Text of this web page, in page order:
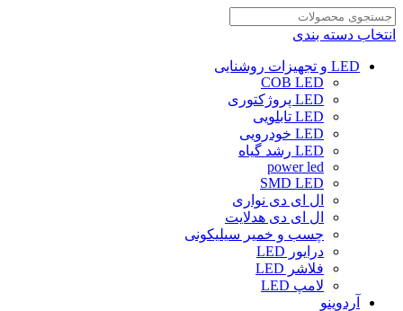
انتخاب دسته بندی
LED و تجهیزات روشنایی
COB LED
LED پروژکتوری
LED تابلویی
LED خودرویی
LED رشد گیاه
power led
SMD LED
ال ای دی نواری
ال ای دی هدلایت
چسب و خمیر سیلیکونی
درایور LED
فلاشر LED
لامپ LED
آردوینو